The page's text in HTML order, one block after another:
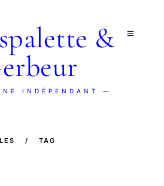
&
INDÉPENDANT —
/ TAG